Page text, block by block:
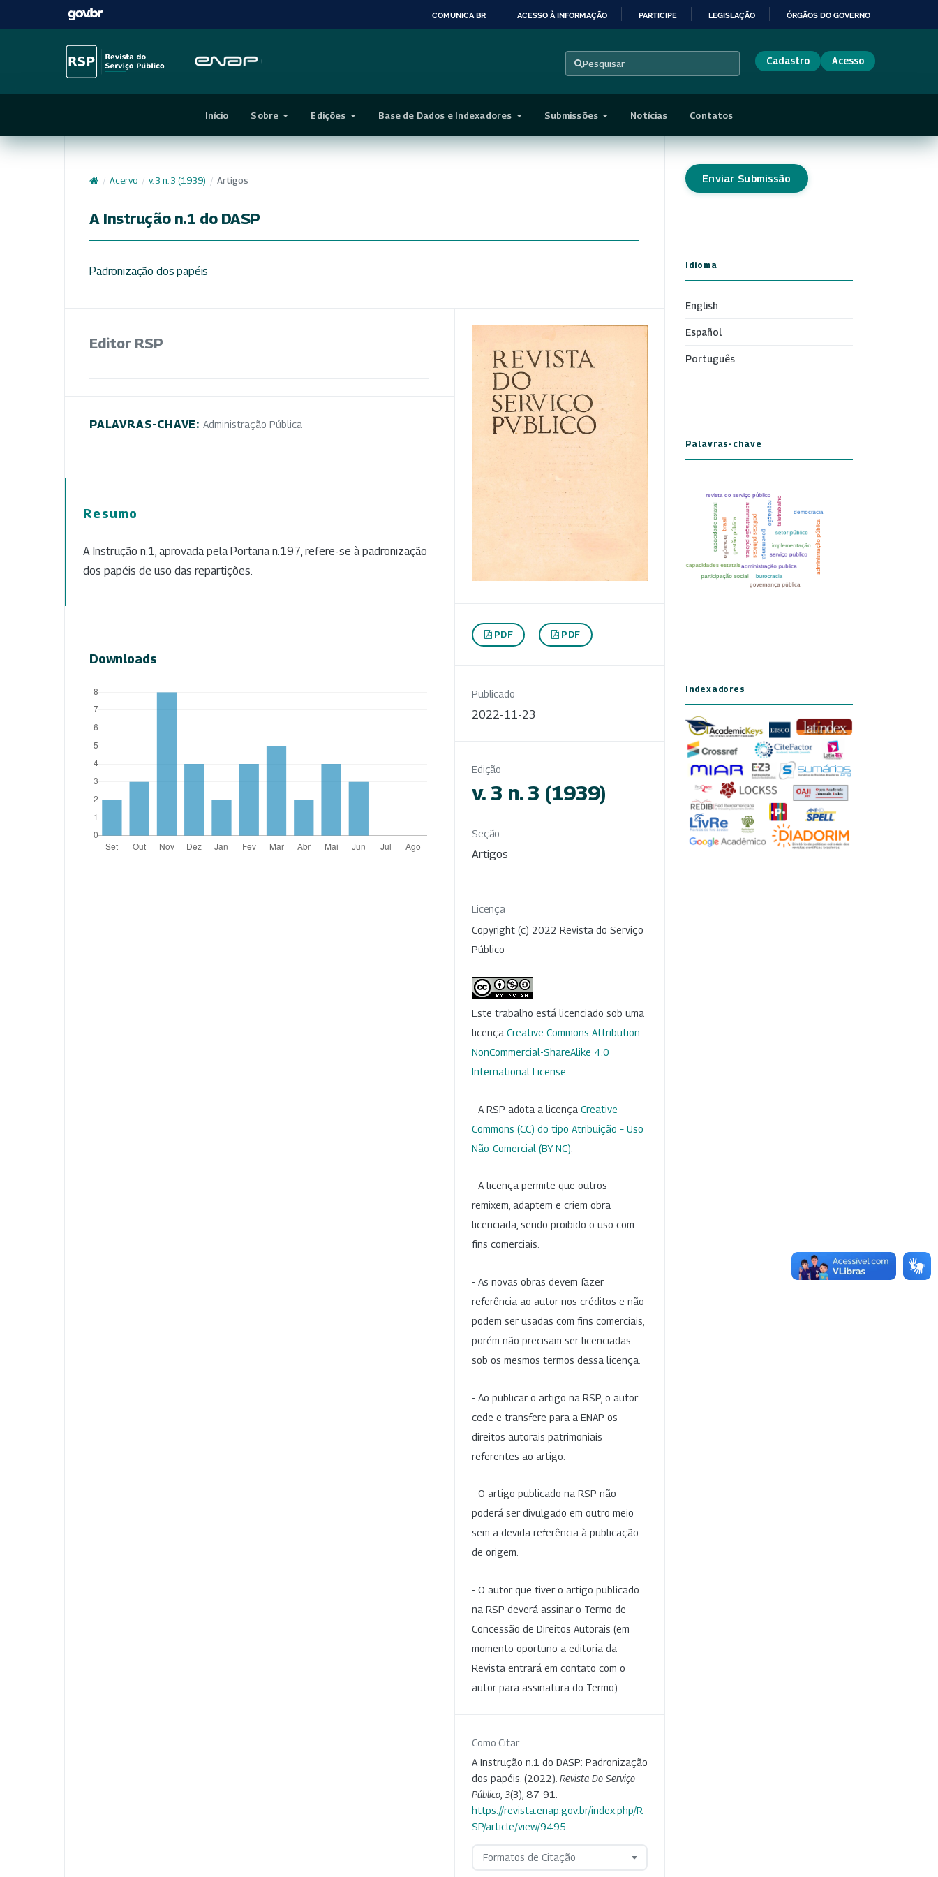
CONTEÚDO
COMUNICA BR ACESSO À INFORMAÇÃO PARTICIPE LEGISLAÇÃO ÓRGÃOS DO GOVERNO
Pesquisar Cadastro Acesso
Início Sobre Edições Base de Dados e Indexadores Submissões Notícias Contatos
/ Acervo / v. 3 n. 3 (1939) / Artigos
A Instrução n.1 do DASP
Padronização dos papéis
Editor RSP
PALAVRAS-CHAVE: Administração Pública
Resumo
A Instrução n.1, aprovada pela Portaria n.197, refere-se à padronização
dos papéis de uso das repartições.
Downloads
PDF PDF
Publicado
2022-11-23
Edição
v. 3 n. 3 (1939)
Seção
Artigos
Licença
Copyright (c) 2022 Revista do Serviço
Público
Este trabalho está licenciado sob uma
licença Creative Commons Attribution-
NonCommercial-ShareAlike 4.0
International License
- A RSP adota a licença Creative
Commons (CC) do tipo Atribuição – Uso
Não-Comercial (BY-NC)
- A licença permite que outros
remixem, adaptem e criem obra
licenciada, sendo proibido o uso com
fins comerciais.
- As novas obras devem fazer
referência ao autor nos créditos e não
podem ser usadas com fins comerciais,
porém não precisam ser licenciadas
sob os mesmos termos dessa licença.
- Ao publicar o artigo na RSP, o autor
cede e transfere para a ENAP os
direitos autorais patrimoniais
referentes ao artigo.
- O artigo publicado na RSP não
poderá ser divulgado em outro meio
sem a devida referência à publicação
de origem.
- O autor que tiver o artigo publicado
na RSP deverá assinar o Termo de
Concessão de Direitos Autorais (em
momento oportuno a editoria da
Revista entrará em contato com o
autor para assinatura do Termo).
Como Citar
A Instrução n.1 do DASP: Padronização
dos papéis. (2022). Revista Do Serviço
Público 3(3), 87-91.
https://revista.enap.gov.br/index.php/R
SP/article/view/9495
Formatos de Citação
Enviar Submissão
Idioma
English
Español
Português
Palavras-chave
Indexadores